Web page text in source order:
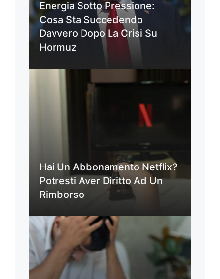
Energia Sotto Pressione:
Cosa Sta Succedendo
Davvero Dopo La Crisi Su
Hormuz
Hai Un Abbonamento Netflix?
Potresti Aver Diritto Ad Un
Rimborso